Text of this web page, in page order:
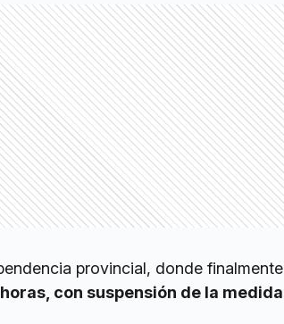
provincial, donde finalmente
con suspensión de la medida